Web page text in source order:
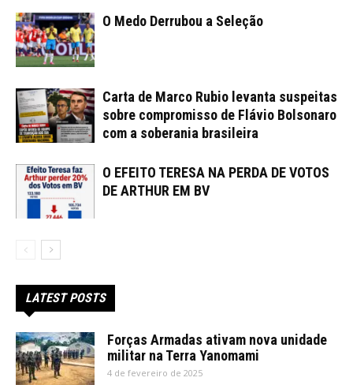
O Medo Derrubou a Seleção
Carta de Marco Rubio levanta suspeitas
sobre compromisso de Flávio Bolsonaro
com a soberania brasileira
O EFEITO TERESA NA PERDA DE VOTOS
DE ARTHUR EM BV
LATEST POSTS
Forças Armadas ativam nova unidade
militar na Terra Yanomami
4 de fevereiro de 2025